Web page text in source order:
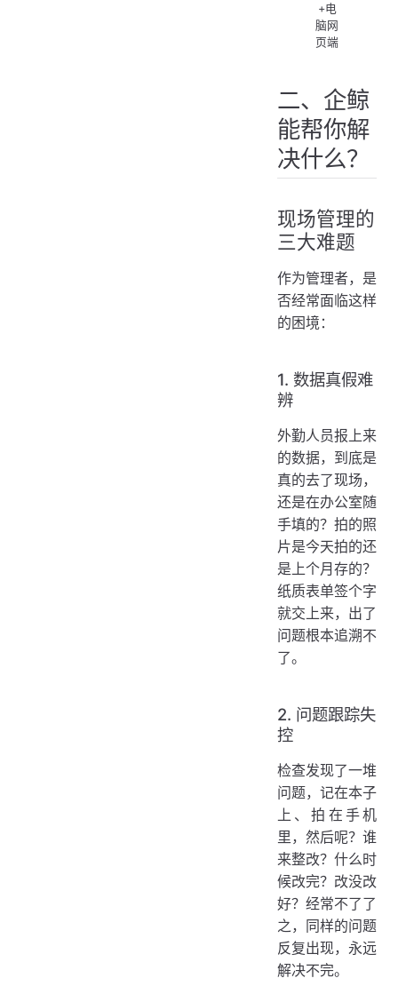
+电
脑网
页端
二、企鲸
能帮你解
决什么？
现场管理的
三大难题
作为管理者，是
否经常面临这样
的困境：
1. 数据真假难
辨
外勤人员报上来
的数据，到底是
真的去了现场，
还是在办公室随
手填的？拍的照
片是今天拍的还
是上个月存的？
纸质表单签个字
就交上来，出了
问题根本追溯不
了。
2. 问题跟踪失
控
检查发现了一堆
问题，记在本子
上、拍在手机
里，然后呢？谁
来整改？什么时
候改完？改没改
好？经常不了了
之，同样的问题
反复出现，永远
解决不完。